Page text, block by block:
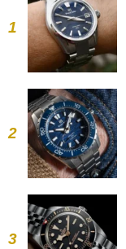
1
2
3